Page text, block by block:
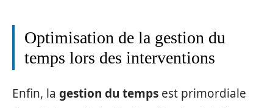
Optimisation de la gestion du
temps lors des interventions
Enfin, la gestion du temps est primordiale